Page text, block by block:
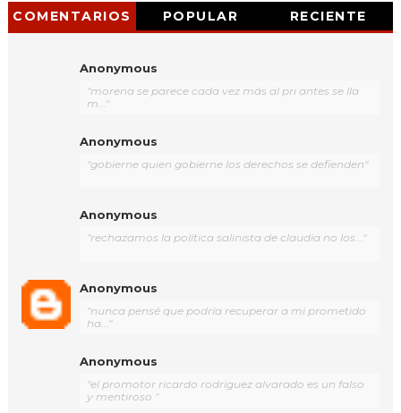
COMENTARIOS POPULAR RECIENTE
Anonymous
"morena se parece cada vez más al pri antes se lla
m..."
Anonymous
"gobierne quien gobierne los derechos se defienden"
Anonymous
"rechazamos la política salinista de claudia no los..."
Anonymous
"nunca pensé que podría recuperar a mi prometido
ha..."
Anonymous
"el promotor ricardo rodríguez alvarado es un falso
y mentiroso "